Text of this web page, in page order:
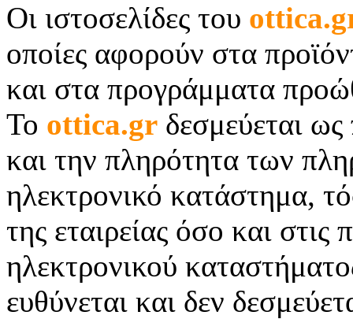
Οι ιστοσελίδες του ottica.
οποίες αφορούν στα
και στα προγράμματα
Το ottica.gr δεσμεύεται
και την πληρότητα των
ηλεκτρονικό κατάστημα,
της εταιρείας όσο και
ηλεκτρονικού
ευθύνεται και δεν